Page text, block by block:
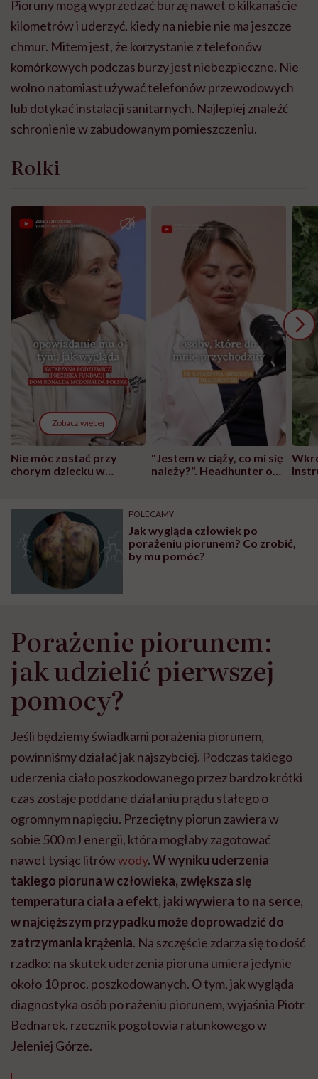
Pioruny mogą wyprzedzać burzę nawet o kilkanaście
kilometrów i uderzyć, kiedy na niebie nie ma jeszcze
chmur. Mitem jest, że korzystanie z telefonów
komórkowych podczas burzy jest niebezpieczne. Nie
wolno natomiast używać telefonów przewodowych
lub dotykać instalacji sanitarnych. Najlepiej znaleźć
schronienie w zabudowanym pomieszczeniu.
Rolki
Zobacz więcej
Nie móc zostać przy
chorym dziecku w
może chyba tylko
głupota i brak
wyobraźni"
"Jestem w ciąży, co mi się
należy?". Headhunter o
pracy
POLECAMY
Jak wygląda człowiek po
porażeniu piorunem? Co zrobić,
by mu pomóc?
Porażenie piorunem:
jak udzielić pierwszej
pomocy?
Jeśli będziemy świadkami porażenia piorunem,
powinniśmy działać jak najszybciej. Podczas takiego
uderzenia ciało poszkodowanego przez bardzo krótki
czas zostaje poddane działaniu prądu stałego o
ogromnym napięciu. Przeciętny piorun zawiera w
sobie 500 mJ energii, która mogłaby zagotować
nawet tysiąc litrówwody.W wyniku uderzenia
takiego pioruna w człowieka, zwiększa się
temperatura ciała a efekt, jaki wywiera to na serce,
w najcięższym przypadku może doprowadzić do
zatrzymania krążenia. Na szczęście zdarza się to dość
rzadko: na skutek uderzenia pioruna umiera jedynie
około 10 proc. poszkodowanych. O tym, jak wygląda
diagnostyka osób po rażeniu piorunem, wyjaśnia Piotr
Bednarek, rzecznik pogotowia ratunkowego w
Jeleniej Górze.